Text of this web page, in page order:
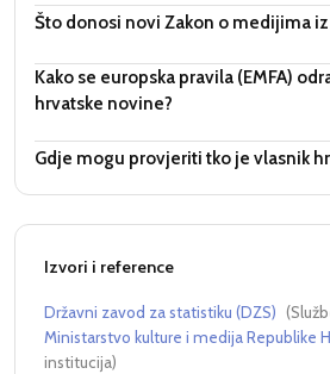
Što donosi novi Zakon o medijima
Kako se europska pravila (EMFA)
hrvatske novine?
Gdje mogu provjeriti tko je vlasnik
Izvori i reference
Državni zavod za statistiku (DZS) (
Ministarstvo kulture i medija Republike
institucija)